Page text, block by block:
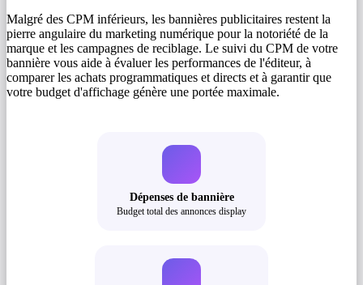
Malgré des CPM inférieurs, les bannières publicitaires restent la
pierre angulaire du marketing numérique pour la notoriété de la
marque et les campagnes de reciblage. Le suivi du CPM de votre
bannière vous aide à évaluer les performances de l'éditeur, à
comparer les achats programmatiques et directs et à garantir que
votre budget d'affichage génère une portée maximale.
Dépenses de bannière
Budget total des annonces display